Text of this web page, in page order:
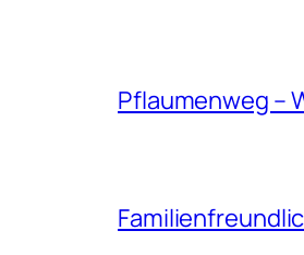
Pflaumenweg –